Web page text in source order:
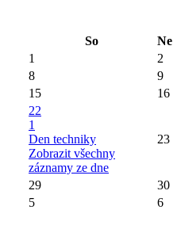
So
Ne
1
2
8
9
15 16
22
1
Den techniky
Zobrazit všechny
záznamy ze dne
23
29
30
5 6